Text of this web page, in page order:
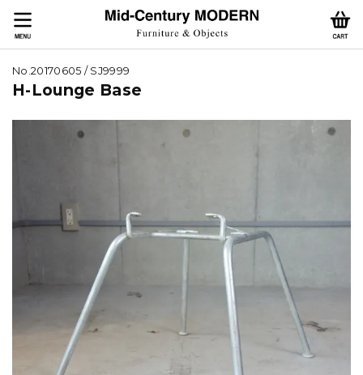
No.20170605 / SJ9999
H-Lounge Base